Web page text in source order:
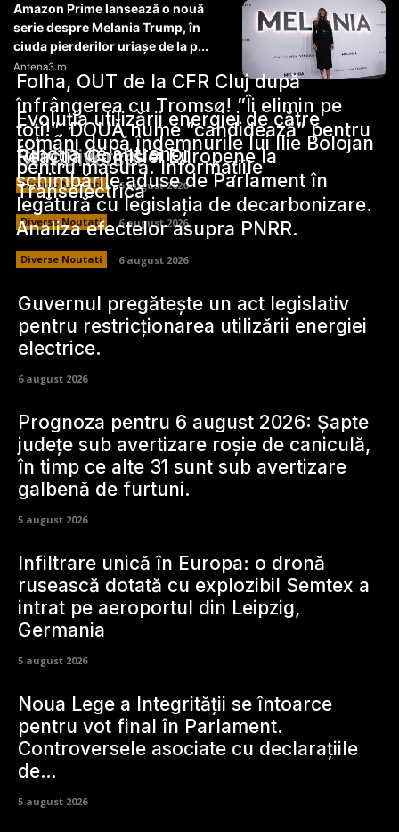
Amazon Prime lansează o nouă
serie despre Melania Trump, în
ciuda pierderilor uriașe de la p...
Antena3.ro
Stiri Diverse:
Folha, OUT de la CFR Cluj după
înfrângerea cu Tromsø! ”Îi elimin pe
toți!”. DOUĂ nume ”candidează” pentru
funcția de antrenor
Diverse Noutati 6 august 2026
Evoluția utilizării energiei de către
români după îndemnurile lui Ilie Bolojan
pentru măsură. Informațiile
Transelectrica
Diverse Noutati 6 august 2026
Reacția Comisiei Europene la
schimbările aduse de Parlament în
legătură cu legislația de decarbonizare.
Analiza efectelor asupra PNRR.
Diverse Noutati 6 august 2026
Guvernul pregătește un act legislativ
pentru restricționarea utilizării energiei
electrice.
6 august 2026
Prognoza pentru 6 august 2026: Șapte
județe sub avertizare roșie de caniculă,
în timp ce alte 31 sunt sub avertizare
galbenă de furtuni.
5 august 2026
Infiltrare unică în Europa: o dronă
rusească dotată cu explozibil Semtex a
intrat pe aeroportul din Leipzig,
Germania
5 august 2026
Noua Lege a Integrității se întoarce
pentru vot final în Parlament.
Controversele asociate cu declarațiile
de…
5 august 2026